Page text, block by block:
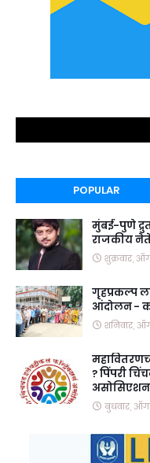
POPULAR
मुंबई-पुणे
राजकीय
शुक्रवार,
गृहप्रकल्प
आंदोलन -
शनिवार,
? पिंपरी
बुधवार,